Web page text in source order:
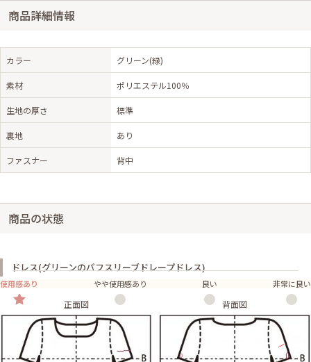
商品詳細情報
カラー グリーン(緑)
素材 ポリエステル100％
生地の厚さ 標準
裏地 あり
ファスナー 背中
商品の状態
ドレス(グリーンのパフスリーブドレープドレス)
使用感あり やや使用感あり 良い 非常に良い
正面図 背面図